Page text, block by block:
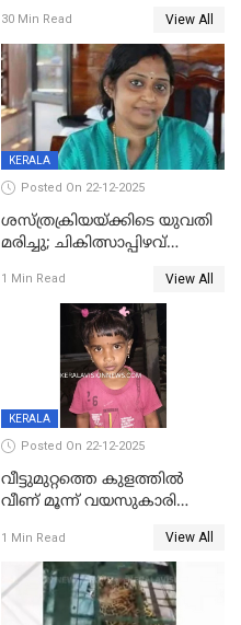
30 Min Read View All
KERALA
Posted On 22-12-2025
ശസ്ത്രക്രിയയ്‌ക്കിടെ യുവതി
മരിച്ചു; ചികിത്സാപ്പിഴവ്
സംഭവം മാവേലിക്കരയിൽ
1 Min Read View All
KERALA
Posted On 22-12-2025
വീട്ടുമുറ്റത്തെ കുളത്തിൽ
വീണ് മൂന്ന് വയസുകാരി
1 Min Read View All